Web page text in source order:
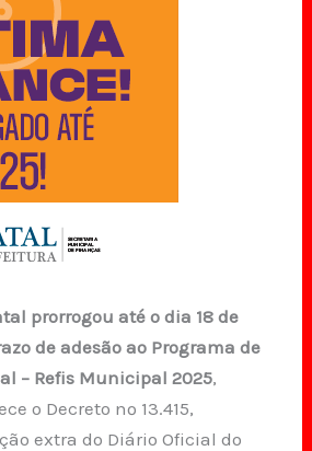
prorrogou até o dia 18 de
de adesão ao Programa de
– Refis Municipal 2025,
o Decreto nº 13.415,
extra do Diário Oficial do